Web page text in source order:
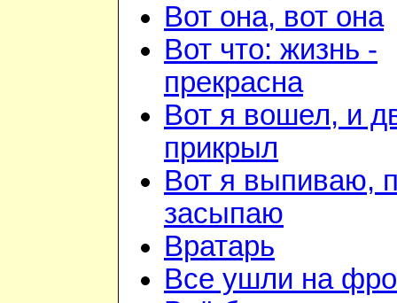
Вот она, вот она
Вот что: жизнь -
прекрасна
Вот я вошел, и
прикрыл
Вот я выпиваю,
засыпаю
Вратарь
Все ушли на